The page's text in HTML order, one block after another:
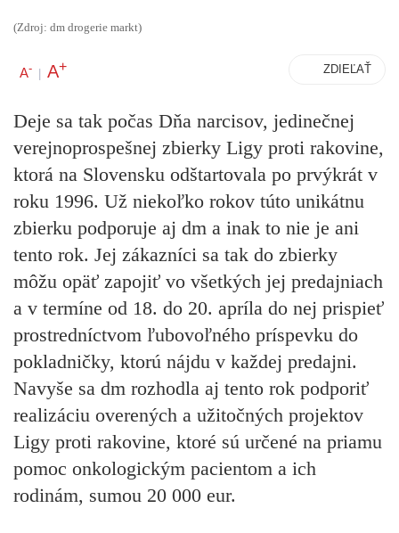
(Zdroj: dm drogerie markt)
A- | A+ ZDIEĽAŤ
Deje sa tak počas Dňa narcisov, jedinečnej
verejnoprospešnej zbierky Ligy proti rakovine,
ktorá na Slovensku odštartovala po prvýkrát v
roku 1996. Už niekoľko rokov túto unikátnu
zbierku podporuje aj dm a inak to nie je ani
tento rok. Jej zákazníci sa tak do zbierky
môžu opäť zapojiť vo všetkých jej predajniach
a v termíne od 18. do 20. apríla do nej prispieť
prostredníctvom ľubovoľného príspevku do
pokladničky, ktorú nájdu v každej predajni.
Navyše sa dm rozhodla aj tento rok podporiť
realizáciu overených a užitočných projektov
Ligy proti rakovine, ktoré sú určené na priamu
pomoc onkologickým pacientom a ich
rodinám, sumou 20 000 eur.